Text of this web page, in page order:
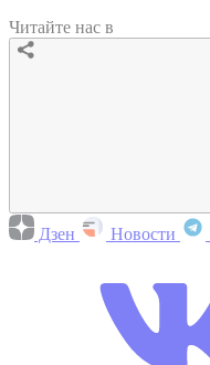
Читайте нас в
Дзен Новости